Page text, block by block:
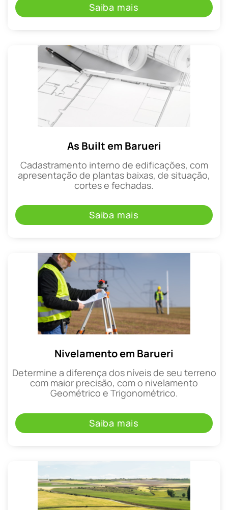
Saiba mais
As Built em Barueri
Cadastramento interno de edificações, com
apresentação de plantas baixas, de situação,
cortes e fechadas.
Saiba mais
Nivelamento em Barueri
Determine a diferença dos níveis de seu terreno
com maior precisão, com o nivelamento
Geométrico e Trigonométrico.
Saiba mais